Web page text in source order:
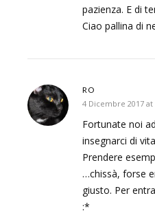
pazienza. E di
Ciao pallina di
RO
4 Dicembre 2017 at
Fortunate noi
insegnarci di
Prendere
…chissà, forse
giusto. Per
:*